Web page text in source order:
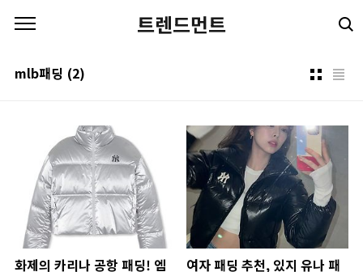
트렌드먼트
mlb패딩 (2)
화제의 카리나 공항 패딩! 엠
여자 패딩 추천, 있지 유나 패